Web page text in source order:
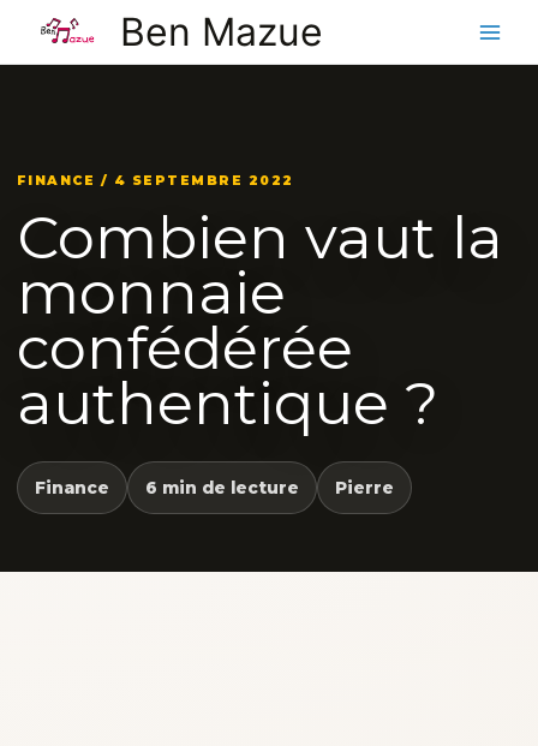
contenu
Ben Mazue
FINANCE / 4 SEPTEMBRE 2022
Combien vaut la
monnaie
confédérée
authentique ?
Finance 6 min de lecture Pierre